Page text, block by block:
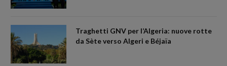
Traghetti GNV per l’Algeria: nuove rotte
da Sète verso Algeri e Béjaïa